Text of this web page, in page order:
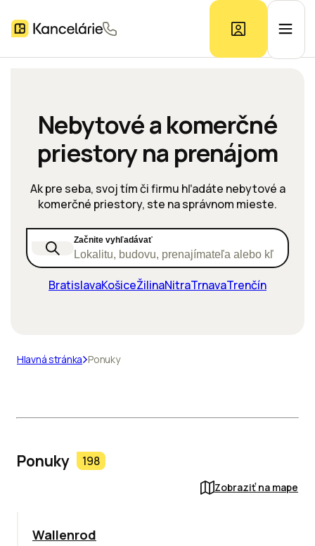
Prieskum trhu
Kontakt
Inzerát
Nebytové a komerčné
priestory na prenájom
Ak pre seba, svoj tím či firmu hľadáte nebytové a
komerčné priestory, ste na správnom mieste.
Začnite vyhľadávať
Lokalitu, budovu, prenajímateľa alebo kľúčové
BratislavaKošiceŽilinaNitraTrnavaTrenčín
Hlavná stránka Ponuky
Ponuky 198
Zobraziť na mape
Wallenrod